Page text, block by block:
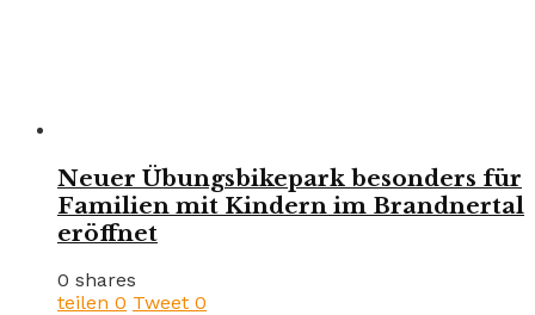
Neuer Übungsbikepark besonders für
Familien mit Kindern im Brandnertal
eröffnet
0 shares
teilen 0 Tweet 0